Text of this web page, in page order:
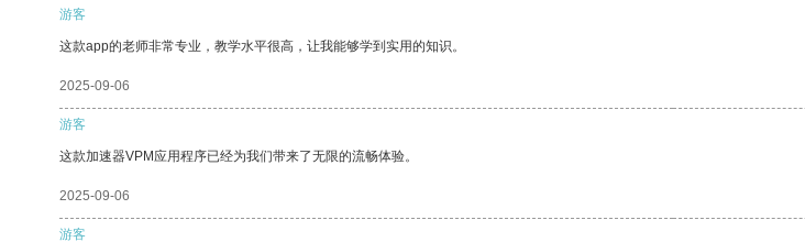
游客
这款app的老师非常专业，教学水平很高，让我能够学到实用的知识。
2025-09-06
游客
这款加速器VPM应用程序已经为我们带来了无限的流畅体验。
2025-09-06
游客